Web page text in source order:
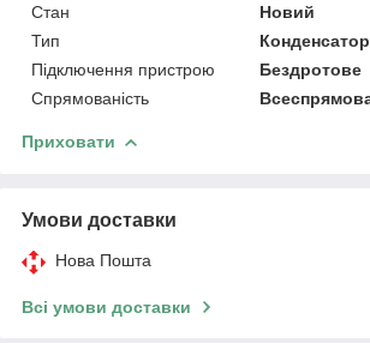
Стан
Новий
Тип
Підключення пристрою
Бездротове
Спрямованість
Приховати
Умови доставки
Нова Пошта
Всі умови доставки